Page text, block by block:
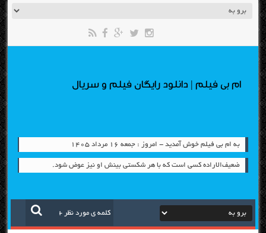
ام بی فیلم | دانلود رایگان فیلم و سریال
به ام بی فیلم خوش آمدید - امروز : جمعه ۱۶ مرداد ۱۴۰۵
ضعیف‌الاراده کسی است که با هر شکستی بینش او نیز عوض شود.